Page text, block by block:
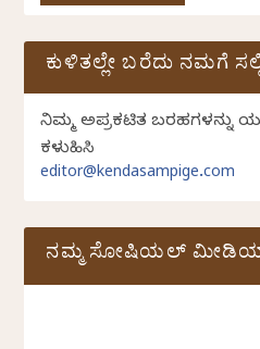
ಕುಳಿತಲ್ಲೇ ಬರೆದು ನಮಗೆ
ನಿಮ್ಮ ಅಪ್ರಕಟಿತ ಬರಹಗಳನ್ನು
ಕಳುಹಿಸಿ
editor@kendasampige.com
ನಮ್ಮ ಸೋಷಿಯಲ್‌